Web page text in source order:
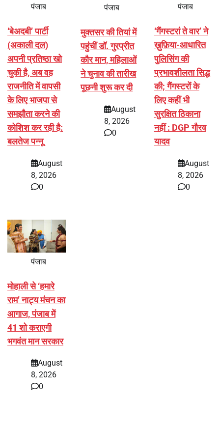
पंजाब
‘बेअदबी’ पार्टी
(अकाली दल)
अपनी प्रतिष्ठा खो
चुकी है, अब वह
राजनीति में वापसी
के लिए भाजपा से
समझौता करने की
कोशिश कर रही है:
बलतेज पन्नू
August
8, 2026
0
पंजाब
मुक्तसर की तियां में
पहुंचीं डॉ. गुरप्रीत
कौर मान, महिलाओं
ने चुनाव की तारीख
पूछनी शुरू कर दी
August
8, 2026
0
पंजाब
‘गैंगस्टरां ते वार’ ने
ख़ुफ़िया-आधारित
पुलिसिंग की
प्रभावशीलता सिद्ध
की; गैंगस्टरों के
लिए कहीं भी
सुरक्षित ठिकाना
नहीं : DGP गौरव
यादव
August
8, 2026
0
पंजाब
मोहाली से ‘हमारे
राम’ नाट्य मंचन का
आगाज, पंजाब में
41 शो कराएगी
भगवंत मान सरकार
August
8, 2026
0